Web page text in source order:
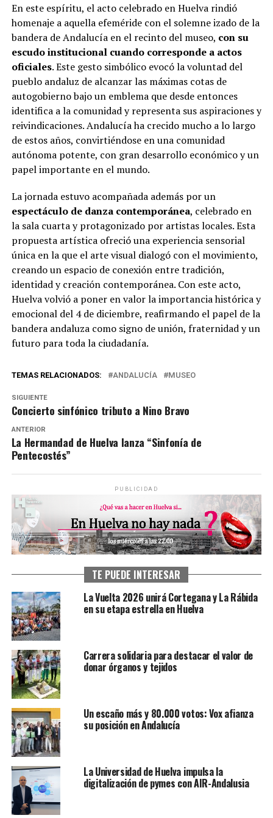
En este espíritu, el acto celebrado en Huelva rindió
homenaje a aquella efeméride con el solemne izado de la
bandera de Andalucía en el recinto del museo, con su
escudo institucional cuando corresponde a actos
oficiales. Este gesto simbólico evocó la voluntad del
pueblo andaluz de alcanzar las máximas cotas de
autogobierno bajo un emblema que desde entonces
identifica a la comunidad y representa sus aspiraciones y
reivindicaciones. Andalucía ha crecido mucho a lo largo
de estos años, convirtiéndose en una comunidad
autónoma potente, con gran desarrollo económico y un
papel importante en el mundo.
La jornada estuvo acompañada además por un
espectáculo de danza contemporánea, celebrado en
la sala cuarta y protagonizado por artistas locales. Esta
propuesta artística ofreció una experiencia sensorial
única en la que el arte visual dialogó con el movimiento,
creando un espacio de conexión entre tradición,
identidad y creación contemporánea. Con este acto,
Huelva volvió a poner en valor la importancia histórica y
emocional del 4 de diciembre, reafirmando el papel de la
bandera andaluza como signo de unión, fraternidad y un
futuro para toda la ciudadanía.
TEMAS RELACIONADOS: ANDALUCÍA MUSEO
SIGUIENTE
Concierto sinfónico tributo a Nino Bravo
ANTERIOR
La Hermandad de Huelva lanza “Sinfonía de
Pentecostés”
PUBLICIDAD
TE PUEDE INTERESAR
La Vuelta 2026 unirá Cortegana y La Rábida
en su etapa estrella en Huelva
Carrera solidaria para destacar el valor de
donar órganos y tejidos
Un escaño más y 80.000 votos: Vox afianza
su posición en Andalucía
La Universidad de Huelva impulsa la
digitalización de pymes con AIR-Andalusia